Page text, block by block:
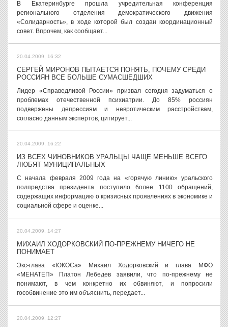
В Екатеринбурге прошла учредительная конференция
регионального отделения демократического движения
«Солидарность», в ходе которой был создан координационный
совет. Впрочем, как сообщает...
20.04.2009, 16:32
СЕРГЕЙ МИРОНОВ ПЫТАЕТСЯ ПОНЯТЬ, ПОЧЕМУ СРЕДИ
РОССИЯН ВСЕ БОЛЬШЕ СУМАСШЕДШИХ
Лидер «Справедливой России» призвал сегодня задуматься о
проблемах отечественной психиатрии. До 85% россиян
подвержены депрессиям и невротическим расстройствам,
согласно данным экспертов, цитирует...
20.04.2009, 16:22
ИЗ ВСЕХ ЧИНОВНИКОВ УРАЛЬЦЫ ЧАЩЕ МЕНЬШЕ ВСЕГО
ЛЮБЯТ МУНИЦИПАЛЬНЫХ
С начала февраля 2009 года на «горячую линию» уральского
полпредства президента поступило более 1100 обращений,
содержащих информацию о кризисных проявлениях в экономике и
социальной сфере и оценке...
20.04.2009, 14:27
МИХАИЛ ХОДОРКОВСКИЙ ПО-ПРЕЖНЕМУ НИЧЕГО НЕ
ПОНИМАЕТ
Экс-глава «ЮКОСа» Михаил Ходорковский и глава МФО
«МЕНАТЕП» Платон Лебедев заявили, что по-прежнему не
понимают, в чем конкретно их обвиняют, и попросили
гособвинение это им объяснить, передает...
20.04.2009, 12:27